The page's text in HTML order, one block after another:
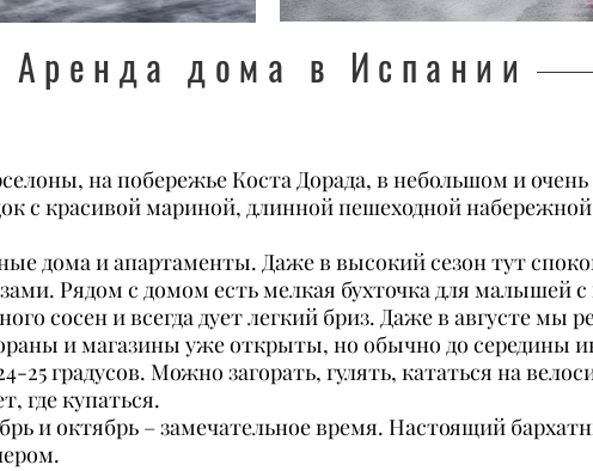
Аренда дома в Испании
на побережье Коста Дорада, в небольшом и
с красивой мариной, длинной пешеходной
дома и апартаменты. Даже в высокий сезон тут
Рядом с домом есть мелкая бухточка для малышей с
сосен и всегда дует легкий бриз. Даже в августе мы
и магазины уже открыты, но обычно до середины
25 градусов. Можно загорать, гулять, кататься на
где купаться.
и октябрь – замечательное время. Настоящий